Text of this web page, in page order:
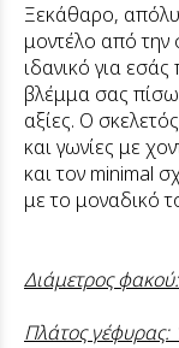
Ξεκάθαρο,
μοντέλο από την
ιδανικό για
βλέμμα σας πίσω
αξίες. Ο
και γωνίες με
και τον minimal
με το μοναδικό
Διάμετρος
Πλάτος γέφυρας: